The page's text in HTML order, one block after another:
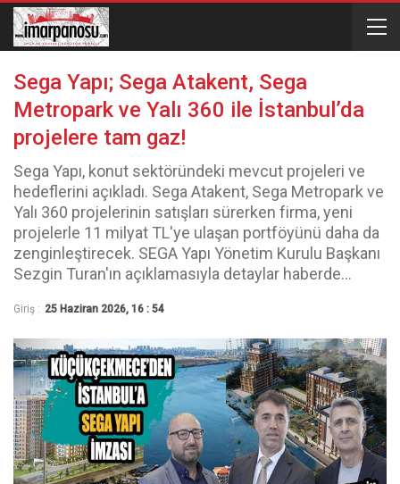
Sega Yapı; Sega Atakent, Sega
Metropark ve Yalı 360 ile İstanbul’da
projelere tam gaz!
Sega Yapı, konut sektöründeki mevcut projeleri ve
hedeflerini açıkladı. Sega Atakent, Sega Metropark ve
Yalı 360 projelerinin satışları sürerken firma, yeni
projelerle 11 milyat TL'ye ulaşan portföyünü daha da
zenginleştirecek. SEGA Yapı Yönetim Kurulu Başkanı
Sezgin Turan'ın açıklamasıyla detaylar haberde...
Giriş : 25 Haziran 2026, 16 : 54